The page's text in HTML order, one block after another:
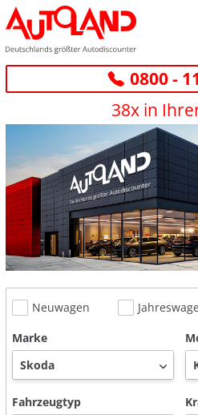
0800 -
38x in
Neuwagen
Marke
Fahrzeugtyp